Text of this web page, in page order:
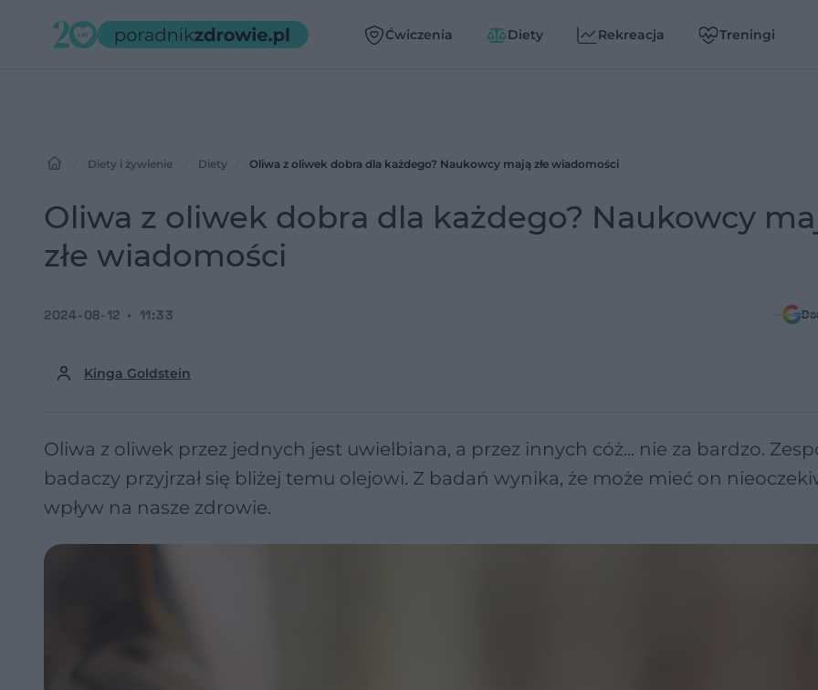
Ćwiczenia Diety Rekreacja Treningi
Diety i żywienie Diety Oliwa z oliwek dobra dla każdego? Naukowcy mają złe wiadomości
Oliwa z oliwek dobra dla każdego? Naukowcy
złe wiadomości
Kinga Goldstein
2024-08-12 11:33
Oliwa z oliwek przez jednych jest uwielbiana, a przez innych cóż... nie za bardzo.
badaczy przyjrzał się bliżej temu olejowi. Z badań wynika, że może mieć on
wpływ na nasze zdrowie.